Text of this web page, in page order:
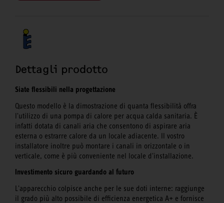
Dettagli prodotto
Siate flessibili nella progettazione
Questo modello è la dimostrazione di quanta flessibilità offra
l'utilizzo di una pompa di calore per acqua calda sanitaria. È
infatti dotata di canali aria che consentono di aspirare aria
esterna o estrarre calore da un locale adiacente. Il vostro
installatore inoltre può montare i canali in orizzontale o in
verticale, come è più conveniente nel locale d'installazione.
Investimento sicuro guardando al futuro
L'apparecchio colpisce anche per le sue doti interne: raggiunge
il grado più alto possibile di efficienza energetica A+ e fornisce